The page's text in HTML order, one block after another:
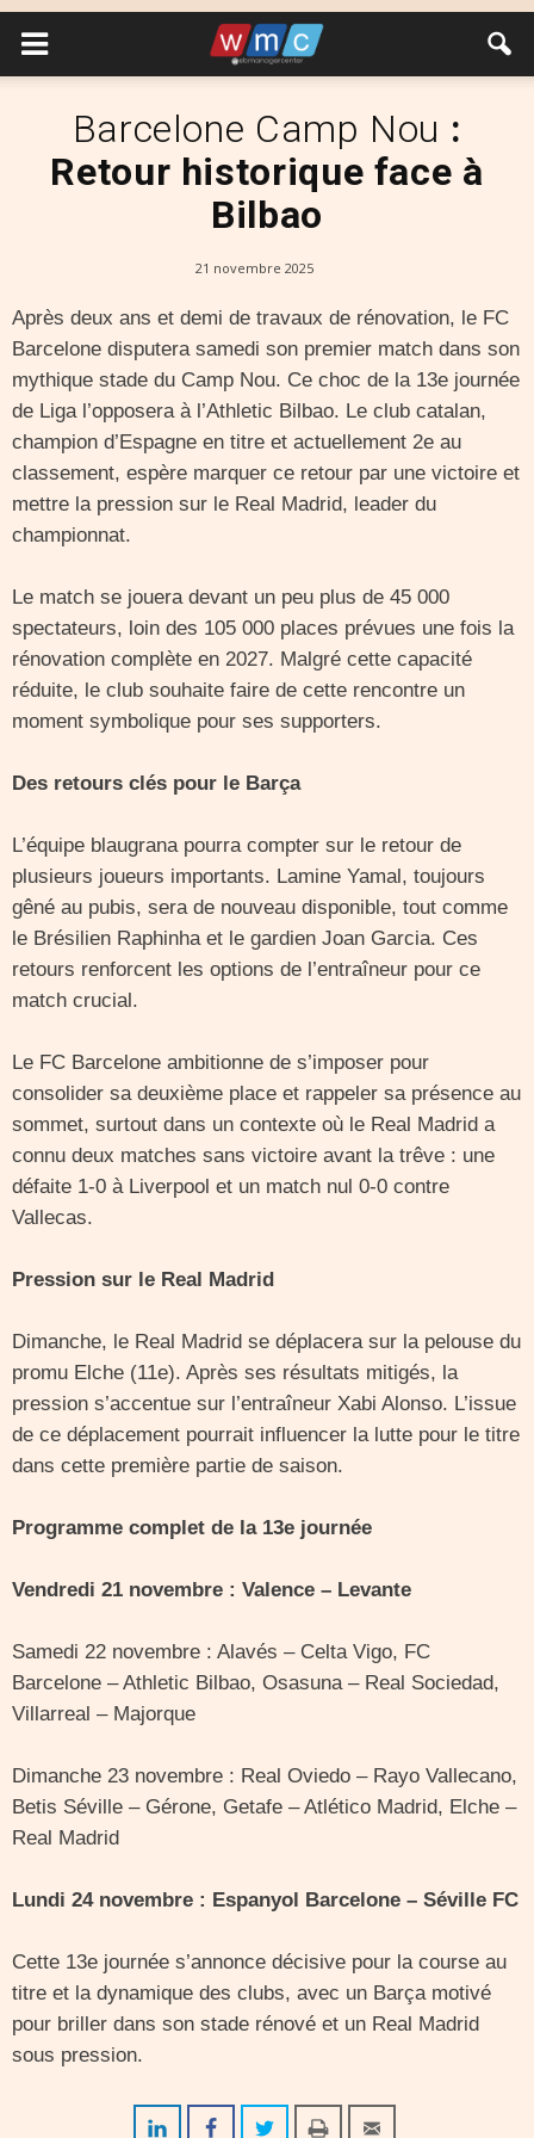
Barcelone Camp Nou :
Retour historique face à
Bilbao
21 novembre 2025
Après deux ans et demi de travaux de rénovation, le FC
Barcelone disputera samedi son premier match dans son
mythique stade du Camp Nou. Ce choc de la 13e journée
de Liga l’opposera à l’Athletic Bilbao. Le club catalan,
champion d’Espagne en titre et actuellement 2e au
classement, espère marquer ce retour par une victoire et
mettre la pression sur le Real Madrid, leader du
championnat.
Le match se jouera devant un peu plus de 45 000
spectateurs, loin des 105 000 places prévues une fois la
rénovation complète en 2027. Malgré cette capacité
réduite, le club souhaite faire de cette rencontre un
moment symbolique pour ses supporters.
Des retours clés pour le Barça
L’équipe blaugrana pourra compter sur le retour de
plusieurs joueurs importants. Lamine Yamal, toujours
gêné au pubis, sera de nouveau disponible, tout comme
le Brésilien Raphinha et le gardien Joan Garcia. Ces
retours renforcent les options de l’entraîneur pour ce
match crucial.
Le FC Barcelone ambitionne de s’imposer pour
consolider sa deuxième place et rappeler sa présence au
sommet, surtout dans un contexte où le Real Madrid a
connu deux matches sans victoire avant la trêve : une
défaite 1-0 à Liverpool et un match nul 0-0 contre
Vallecas.
Pression sur le Real Madrid
Dimanche, le Real Madrid se déplacera sur la pelouse du
promu Elche (11e). Après ses résultats mitigés, la
pression s’accentue sur l’entraîneur Xabi Alonso. L’issue
de ce déplacement pourrait influencer la lutte pour le titre
dans cette première partie de saison.
Programme complet de la 13e journée
Vendredi 21 novembre : Valence – Levante
Samedi 22 novembre : Alavés – Celta Vigo, FC
Barcelone – Athletic Bilbao, Osasuna – Real Sociedad,
Villarreal – Majorque
Dimanche 23 novembre : Real Oviedo – Rayo Vallecano,
Betis Séville – Gérone, Getafe – Atlético Madrid, Elche –
Real Madrid
Lundi 24 novembre : Espanyol Barcelone – Séville FC
Cette 13e journée s’annonce décisive pour la course au
titre et la dynamique des clubs, avec un Barça motivé
pour briller dans son stade rénové et un Real Madrid
sous pression.